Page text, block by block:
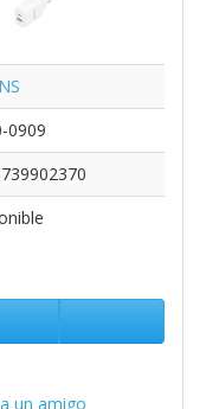
0909
un amigo